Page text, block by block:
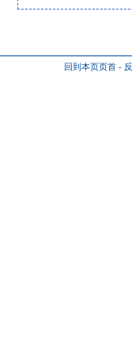
回到本页页首 -